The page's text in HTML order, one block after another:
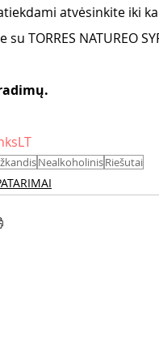
atvėsinkite iki
su TORRES NATUREO
NealkoholinisRiešutai